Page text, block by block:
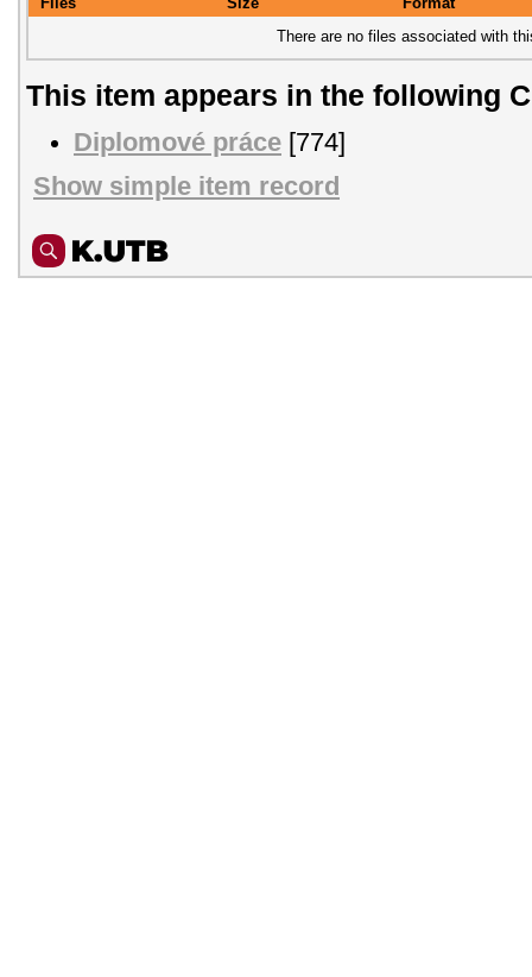
There are no files associated with
This item appears in the following
Diplomové práce [774]
Show simple item record